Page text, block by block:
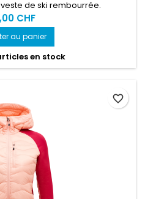
de ski rembourrée.
CHF
au panier
en stock
favorite_border